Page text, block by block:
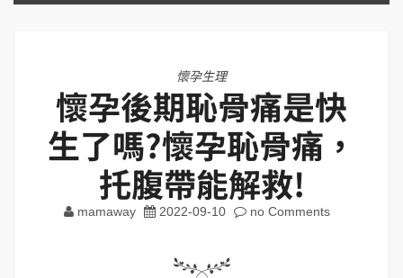
懷孕生理
懷孕後期恥骨痛是快
生了嗎?懷孕恥骨痛，
托腹帶能解救!
mamaway 2022-09-10 no Comments